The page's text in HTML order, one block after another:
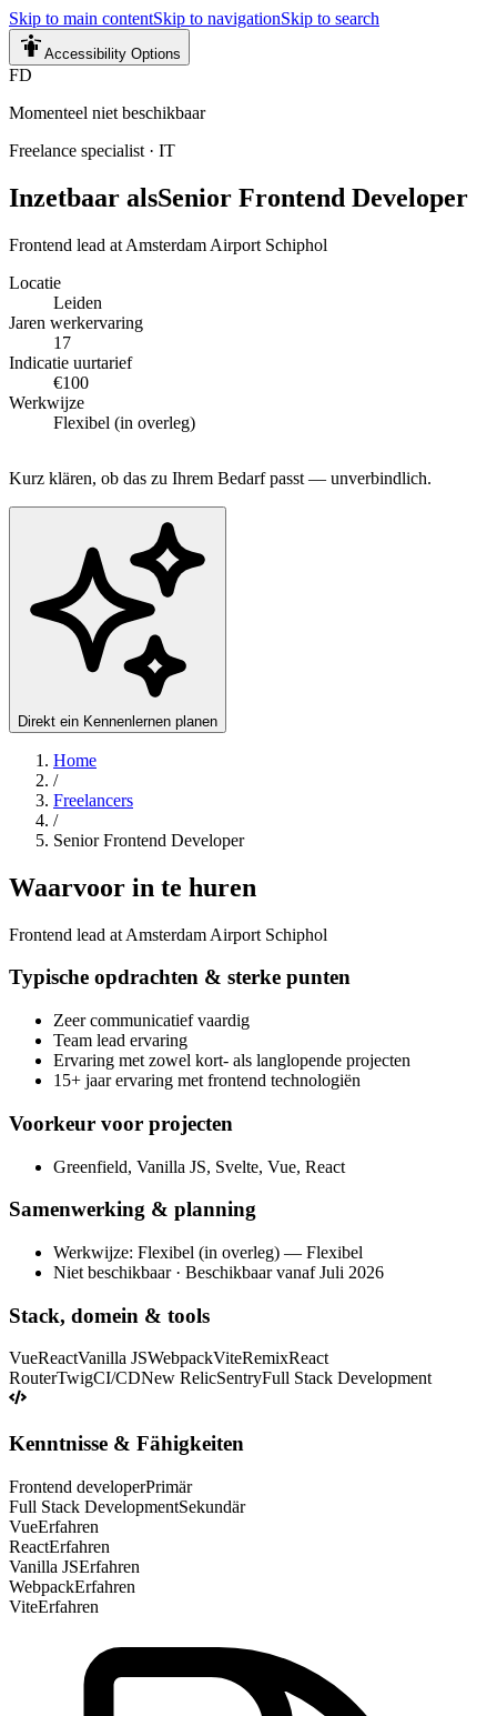
Skip to main contentSkip to navigationSkip to search
Accessibility Options
FD
Momenteel niet beschikbaar
Freelance specialist · IT
Inzetbaar alsSenior Frontend Developer
Frontend lead at Amsterdam Airport Schiphol
Locatie
Leiden
Jaren werkervaring
17
Indicatie uurtarief
€100
Werkwijze
Flexibel (in overleg)
Kurz klären, ob das zu Ihrem Bedarf passt — unverbindlich.
Direkt ein Kennenlernen planen
Home
/
Freelancers
/
Senior Frontend Developer
Waarvoor in te huren
Frontend lead at Amsterdam Airport Schiphol
Typische opdrachten & sterke punten
Zeer communicatief vaardig
Team lead ervaring
Ervaring met zowel kort- als langlopende projecten
15+ jaar ervaring met frontend technologiën
Voorkeur voor projecten
Greenfield, Vanilla JS, Svelte, Vue, React
Samenwerking & planning
Werkwijze: Flexibel (in overleg) — Flexibel
Niet beschikbaar · Beschikbaar vanaf Juli 2026
Stack, domein & tools
VueReactVanilla JSWebpackViteRemixReact
RouterTwigCI/CDNew RelicSentryFull Stack Development
Kenntnisse & Fähigkeiten
Frontend developerPrimär
Full Stack DevelopmentSekundär
VueErfahren
ReactErfahren
Vanilla JSErfahren
WebpackErfahren
ViteErfahren